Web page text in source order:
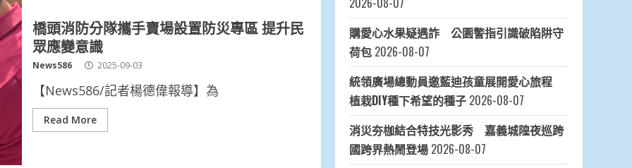
橋頭消防分隊攜手賣場設置防災專區 提升民
眾應變意識
News586 2025-09-03
【News586/記者楊德偉報導】為
Read More
購愛心水果疑遇詐 公園警指引識破陷阱守
荷包 2026-08-07
統領廣場總動員邀藍迪孩童展開愛心旅程
植栽DIY種下希望的種子 2026-08-07
消災夯枷結合特技光影秀 嘉義城隍夜巡跨
國跨界熱鬧登場 2026-08-07